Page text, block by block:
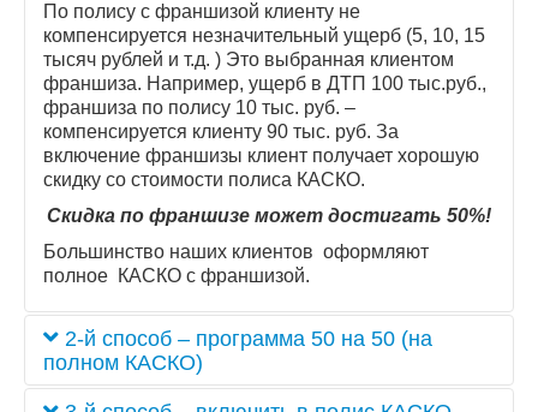
По полису с франшизой клиенту не
компенсируется незначительный ущерб (5, 10, 15
тысяч рублей и т.д. ) Это выбранная клиентом
франшиза. Например, ущерб в ДТП 100 тыс.руб.,
франшиза по полису 10 тыс. руб. –
компенсируется клиенту 90 тыс. руб. За
включение франшизы клиент получает хорошую
скидку со стоимости полиса КАСКО.
Скидка по франшизе может достигать 50%!
Большинство наших клиентов оформляют
полное КАСКО с франшизой.
2-й способ – программа 50 на 50 (на
полном КАСКО)